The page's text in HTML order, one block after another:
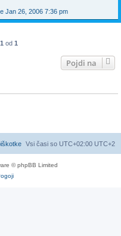
Jan 26, 2006 7:36 pm
1 od 1
Pojdi na
Vsi časi so UTC+02:00 UTC+2
© phpBB Limited